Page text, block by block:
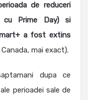
de reduceri
cu Prime Day) si
a fost extins
mai exact).
dupa ce
perioadei sale de